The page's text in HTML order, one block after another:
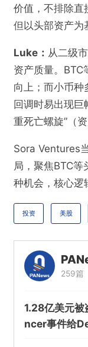
价值，不排除直
但以头部资产为
Luke： 从二级
资产质量。BTC
向上；而小币种
回调时易出现巨
重死亡螺旋”（
Sora Ventures
局，聚焦BTC等
种机会，核心逻
投资 美股
259篇
1.28亿美元被
ncer事件给